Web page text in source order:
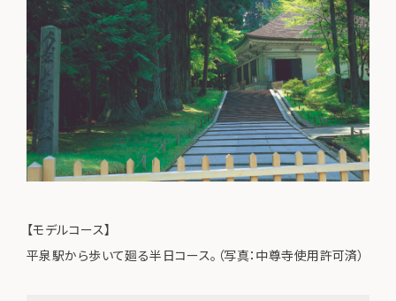
【モデルコース】
平泉駅から歩いて廻る半日コース。（写真：中尊寺使用許可済）